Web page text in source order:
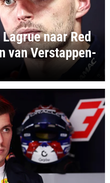
naar Red
van Verstappen-